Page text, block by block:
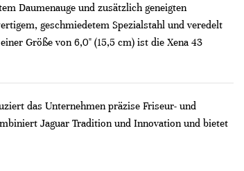
Daumenauge und zusätzlich geneigten
geschmiedetem Spezialstahl und veredelt
Größe von 6,0" (15,5 cm) ist die Xena 43
das Unternehmen präzise Friseur- und
Jaguar Tradition und Innovation und bietet